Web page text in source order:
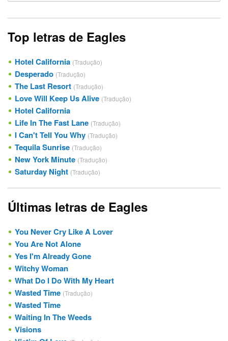
Top letras de Eagles
Hotel California (Tradução)
Desperado (Tradução)
The Last Resort (Tradução)
Love Will Keep Us Alive (Tradução)
Hotel California
Life In The Fast Lane (Tradução)
I Can't Tell You Why (Tradução)
Tequila Sunrise (Tradução)
New York Minute (Tradução)
Saturday Night (Tradução)
Últimas letras de Eagles
You Never Cry Like A Lover
You Are Not Alone
Yes I'm Already Gone
Witchy Woman
What Do I Do With My Heart
Wasted Time (Tradução)
Wasted Time
Waiting In The Weeds
Visions